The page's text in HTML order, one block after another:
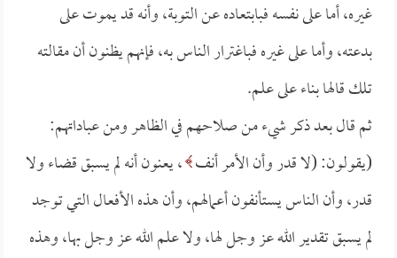
غيره، أما على نفسه فبابتعاده عن التوبة، وأنه قد يموت على
بدعته، وأما على غيره فباغترار الناس به، فإنهم يظنون أن مقالته
تلك قالها بناء على علم.
ثم قال بعد ذكر شيء من صلاحهم في الظاهر ومن عباداتهم:
(يقولون: (لا قدر وأن الأمر أنف ، يعنون أنه لم يسبق قضاء ولا
قدر، وأن الناس يستأنفون أعمالهم، وأن هذه الأفعال التي توجد
لم يسبق تقدير الله عز وجل لها، ولا علم الله عز وجل بها، وهذه